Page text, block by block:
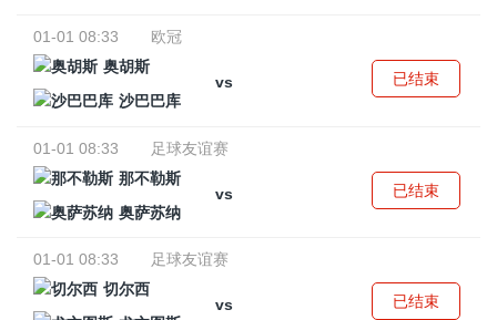
01-01 08:33
欧冠
奥胡斯
vs
沙巴巴库
已结束
01-01 08:33
足球友谊赛
那不勒斯
vs
奥萨苏纳
已结束
01-01 08:33
足球友谊赛
切尔西
vs
已结束